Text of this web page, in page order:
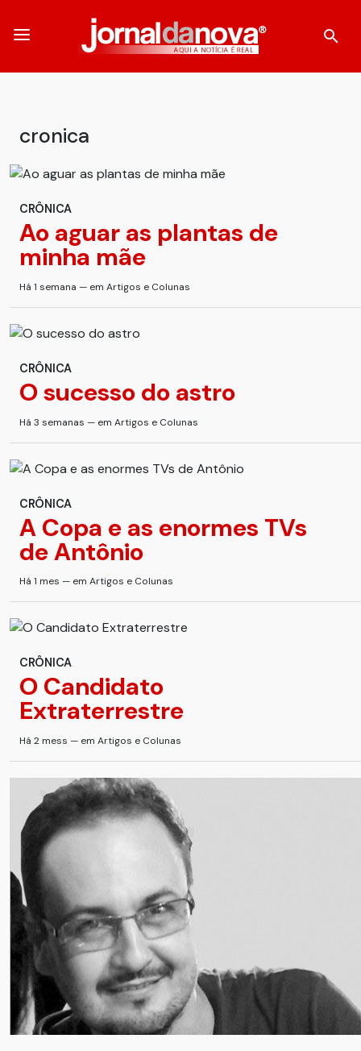
cronica
CRÔNICA
Ao aguar as plantas de
minha mãe
Há 1 semana — em Artigos e Colunas
CRÔNICA
O sucesso do astro
Há 3 semanas — em Artigos e Colunas
CRÔNICA
A Copa e as enormes TVs
de Antônio
Há 1 mes — em Artigos e Colunas
CRÔNICA
O Candidato
Extraterrestre
Há 2 mess — em Artigos e Colunas